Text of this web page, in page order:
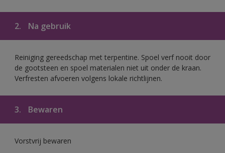
2. Na gebruik
Reiniging gereedschap met terpentine. Spoel verf nooit door
de gootsteen en spoel materialen niet uit onder de kraan.
Verfresten afvoeren volgens lokale richtlijnen.
3. Bewaren
Vorstvrij bewaren